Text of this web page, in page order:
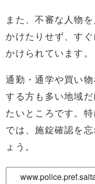
また、不審な人物
かけたりせず、す
かけられています。
通勤・通学や買い
する方も多い地域
たいところです。
では、施錠確認を
ょう。